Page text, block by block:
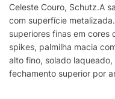
Celeste Couro, Schutz.A
com superfície
superiores finas em
spikes, palmilha macia
alto fino, solado
fechamento superior por
o número